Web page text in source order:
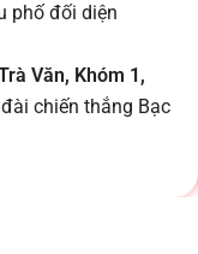
phố đối diện
Văn, Khóm 1,
chiến thắng Bạc